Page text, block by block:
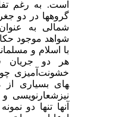
است. به رغم
گروه­ها در دو
شمالی به
شواهد موجود
با اسلام و
هر دو جریان
های بسیاری از
نیزشعارنویسی
آنها تنها دو